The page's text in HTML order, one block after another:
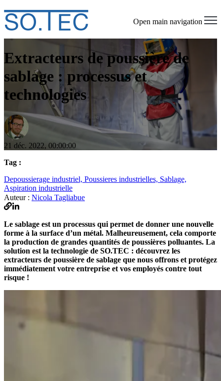
Open main navigation
Extracteurs de poussière de
sablage : processus et
technologies
21 déc. 2022, 00:00:00
Tag :
Depoussierage industriel, Poussieres industrielles, Sablage,
Aspiration industrielle
Auteur : Nicola Tagliabue
Le sablage est un processus qui permet de donner une nouvelle
forme à la surface d’un métal. Malheureusement, cela comporte
la production de grandes quantités de poussières polluantes. La
solution est la technologie de SO.TEC : découvrez les
extracteurs de poussière de sablage que nous offrons et protégez
immédiatement votre entreprise et vos employés contre tout
risque !